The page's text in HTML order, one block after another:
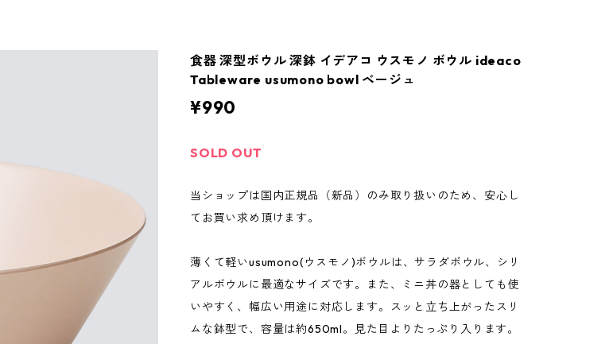
食器 深型ボウル 深鉢 イデアコ ウスモノ ボウル ideaco
Tableware usumono bowl ベージュ
¥990
SOLD OUT
当ショップは国内正規品（新品）のみ取り扱いのため、安心し
てお買い求め頂けます。
薄くて軽いusumono(ウスモノ)ボウルは、サラダボウル、シリ
アルボウルに最適なサイズです。また、ミニ丼の器としても使
いやすく、幅広い用途に対応します。スッと立ち上がったスリ
ムな鉢型で、容量は約650ml。見た目よりたっぷり入ります。